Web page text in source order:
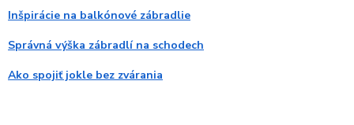
Inšpirácie na balkónové zábradlie
Správná výška zábradlí na schodech
Ako spojiť jokle bez zvárania